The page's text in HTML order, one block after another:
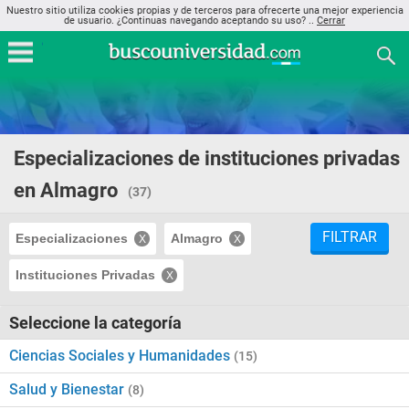
Nuestro sitio utiliza cookies propias y de terceros para ofrecerte una mejor experiencia
de usuario. ¿Continuas navegando aceptando su uso? .. Cerrar
Especializaciones de instituciones privadas
en Almagro
(37)
Especializaciones Almagro
Instituciones Privadas
FILTRAR
Seleccione la categoría
Ciencias Sociales y Humanidades (15)
Salud y Bienestar (8)